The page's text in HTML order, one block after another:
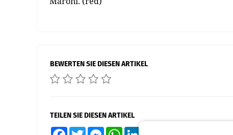
BEWERTEN SIE DIESEN ARTIKEL
TEILEN SIE DIESEN ARTIKEL
FacebookTwitter MessengerWhatsApp